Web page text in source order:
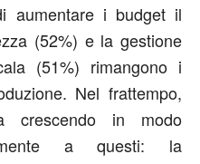
aumentare i budget il
(52%) e la gestione
(51%) rimangono i
Nel frattempo,
crescendo in modo
a questi: la